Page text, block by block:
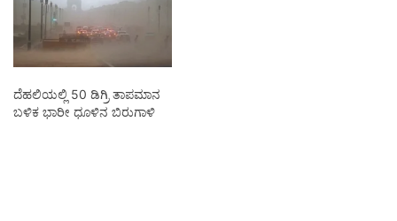
ದೆಹಲಿಯಲ್ಲಿ 50 ಡಿಗ್ರಿ ತಾಪಮಾನ
ಬಳಿಕ ಭಾರೀ ಧೂಳಿನ ಬಿರುಗಾಳಿ